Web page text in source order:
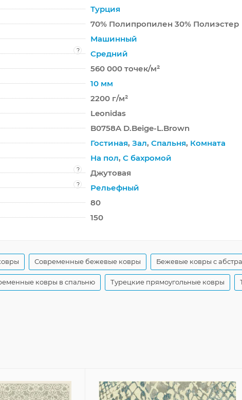
Турция
70% Полипропилен 30% Полиэстер
Машинный
?
Средний
560 000 точек/м²
10 мм
2200 г/м²
Leonidas
B0758A D.Beige-L.Brown
Гостиная, Зал, Спальня, Комната
На пол, С бахромой
?
Джутовая
?
Рельефный
80
150
Современные бежевые ковры Бежевые ковры с
ковры в спальню Турецкие прямоугольные ковры